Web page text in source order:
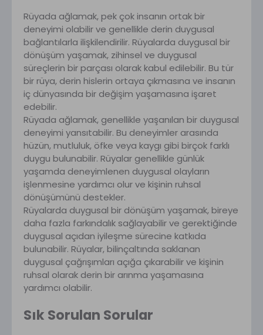
Rüyada ağlamak, pek çok insanın ortak bir
deneyimi olabilir ve genellikle derin duygusal
bağlantılarla ilişkilendirilir. Rüyalarda duygusal bir
dönüşüm yaşamak, zihinsel ve duygusal
süreçlerin bir parçası olarak kabul edilebilir. Bu tür
bir rüya, derin hislerin ortaya çıkmasına ve insanın
iç dünyasında bir değişim yaşamasına işaret
edebilir.
Rüyada ağlamak, genellikle yaşanılan bir duygusal
deneyimi yansıtabilir. Bu deneyimler arasında
hüzün, mutluluk, öfke veya kaygı gibi birçok farklı
duygu bulunabilir. Rüyalar genellikle günlük
yaşamda deneyimlenen duygusal olayların
işlenmesine yardımcı olur ve kişinin ruhsal
dönüşümünü destekler.
Rüyalarda duygusal bir dönüşüm yaşamak, bireye
daha fazla farkındalık sağlayabilir ve gerektiğinde
duygusal açıdan iyileşme sürecine katkıda
bulunabilir. Rüyalar, bilinçaltında saklanan
duygusal çağrışımları açığa çıkarabilir ve kişinin
ruhsal olarak derin bir arınma yaşamasına
yardımcı olabilir.
Sık Sorulan Sorular